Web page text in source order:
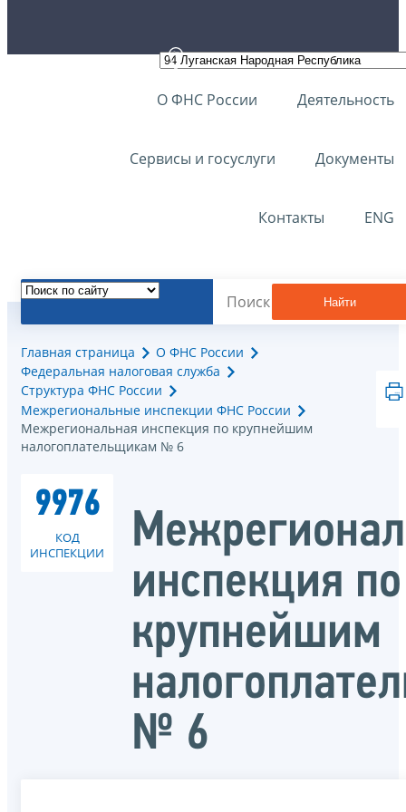
О ФНС России Деятельность
Сервисы и госуслуги Документы
Контакты ENG
Найти
Главная страница
О ФНС России
Федеральная налоговая служба
Структура ФНС России
Межрегиональные инспекции ФНС России
Межрегиональная инспекция по крупнейшим
налогоплательщикам № 6
9976
КОД
ИНСПЕКЦИИ
инспекция по
крупнейшим
№ 6